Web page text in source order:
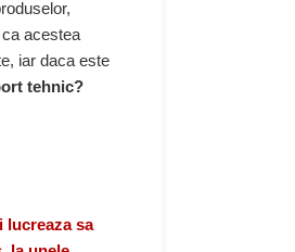
acestea
iar daca este
tehnic?
lucreaza sa